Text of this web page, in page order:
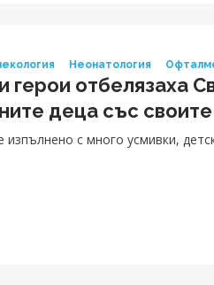
Неонатология
герои отбелязаха
деца със
с много усмивки,